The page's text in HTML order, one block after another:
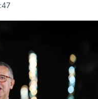
deixa alguns
"deve ter
das pessoas"
pode
da proteção